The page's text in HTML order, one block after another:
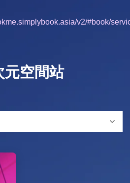
v2/#book/
元空間站